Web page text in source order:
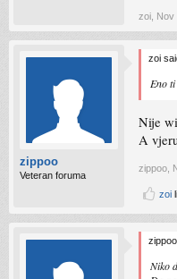
zoi Nov
zippoo
Veteran foruma
zoi
Eno
Nije
A
zippoo
zoi
Niko